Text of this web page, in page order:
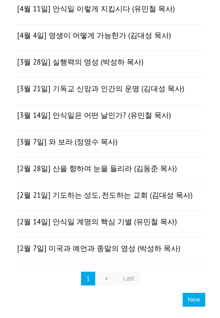
[4월 11일] 안식일 이렇게 지킵시다 (유민철 목사)
[4월 4일] 영생이 어떻게 가능한가 (김대성 목사)
[3월 28일] 실행력의 영성 (박성하 목사)
[3월 21일] 기독교 신앙과 인간의 운명 (김대성 목사)
[3월 14일] 안식일은 어떤 날인가? (유민철 목사)
[3월 7일] 와 보라 (정영수 목사)
[2월 28일] 산을 향하여 눈을 들리라 (김동준 목사)
[2월 21일] 기도하는 성도, 전도하는 교회 (김대성 목사)
[2월 14일] 안식일 계명의 핵심 기별 (유민철 목사)
[2월 7일] 미국과 예언과 종말의 영성 (박성하 목사)
1 » Last
New